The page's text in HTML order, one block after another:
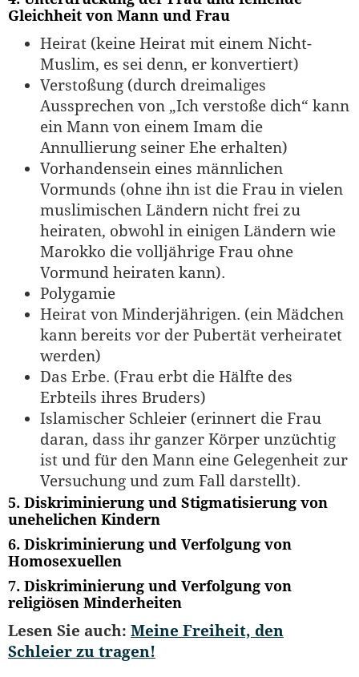
Gleichheit von Mann und Frau
Heirat (keine Heirat mit einem Nicht-
Muslim, es sei denn, er konvertiert)
Verstoßung (durch dreimaliges
Aussprechen von „Ich verstoße dich“ kann
ein Mann von einem Imam die
Annullierung seiner Ehe erhalten)
Vorhandensein eines männlichen
Vormunds (ohne ihn ist die Frau in vielen
muslimischen Ländern nicht frei zu
heiraten, obwohl in einigen Ländern wie
Marokko die volljährige Frau ohne
Vormund heiraten kann).
Polygamie
Heirat von Minderjährigen. (ein Mädchen
kann bereits vor der Pubertät verheiratet
werden)
Das Erbe. (Frau erbt die Hälfte des
Erbteils ihres Bruders)
Islamischer Schleier (erinnert die Frau
daran, dass ihr ganzer Körper unzüchtig
ist und für den Mann eine Gelegenheit zur
Versuchung und zum Fall darstellt).
5. Diskriminierung und Stigmatisierung von
unehelichen Kindern
6. Diskriminierung und Verfolgung von
Homosexuellen
7. Diskriminierung und Verfolgung von
religiösen Minderheiten
Lesen Sie auch: Meine Freiheit, den
Schleier zu tragen!